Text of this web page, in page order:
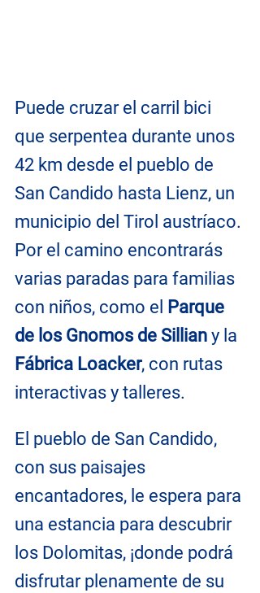
Puede cruzar el carril bici
que serpentea durante unos
42 km desde el pueblo de
San Candido hasta Lienz, un
municipio del Tirol austríaco.
Por el camino encontrarás
varias paradas para familias
con niños, como el Parque
de los Gnomos de Sillian y la
Fábrica Loacker, con rutas
interactivas y talleres.
El pueblo de San Candido,
con sus paisajes
encantadores, le espera para
una estancia para descubrir
los Dolomitas, ¡donde podrá
disfrutar plenamente de su